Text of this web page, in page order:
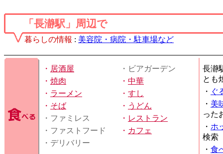
「長瀞駅」周辺で
暮らしの情報 : 美容院・病院・駐車場など
・ 居酒屋
・ビアガーデン
・ 焼肉 ・ 中華
・ ラーメン ・ すし
・ そば ・ うどん
・ファミレス
・ レストラン
・ファストフード
・ カフェ
・デリバリー
長瀞
とも
・ ぐ
・ 美
った
・ ホ
検索
・ 食